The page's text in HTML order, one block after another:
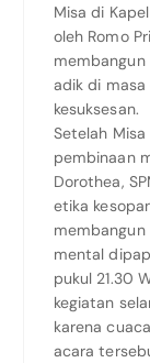
Misa di
oleh Romo
adik di
kesuksesan.
Setelah
pembinaan
Dorothea,
etika
mental
pukul 21.30
kegiatan
karena
acara